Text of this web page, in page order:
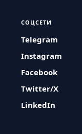
СОЦСЕТИ
Telegram
Instagram
Facebook
Twitter/X
LinkedIn